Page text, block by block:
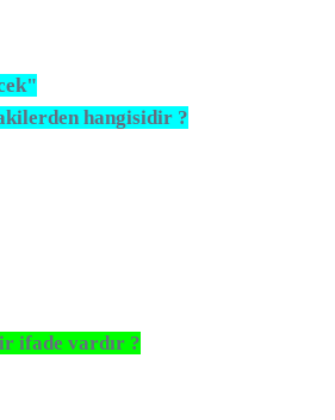
hangisidir ?
ifade vardır ?